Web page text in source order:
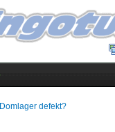
Domlager defekt?